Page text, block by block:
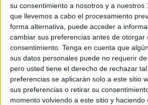
su consentimiento a nosotros y a nuestros
que llevemos a cabo el procesamiento
forma alternativa, puede acceder a
cambiar sus preferencias antes de otorgar
consentimiento. Tenga en cuenta que
sus datos personales puede no requerir
pero usted tiene el derecho de rechazar
preferencias se aplicarán solo a este sitio
sus preferencias o retirar su
momento volviendo a este sitio y haciendo
Boletín Oficial del Estado (BOE) ni en
Registro Mercantil (BORME).
Actualmente además, el Ministerio de
trabajando en la elaboración de una
será distribuida entre todas las
autónomas para su difusión,
publicación del citado auto judicial.